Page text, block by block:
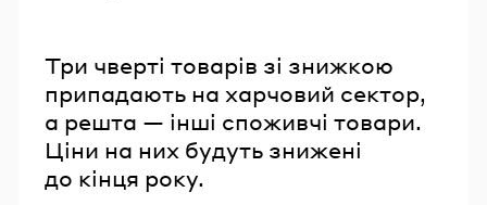
Три чверті товарів зі знижкою
припадають на харчовий сектор,
а решта — інші споживчі товари.
Ціни на них будуть знижені
до кінця року.